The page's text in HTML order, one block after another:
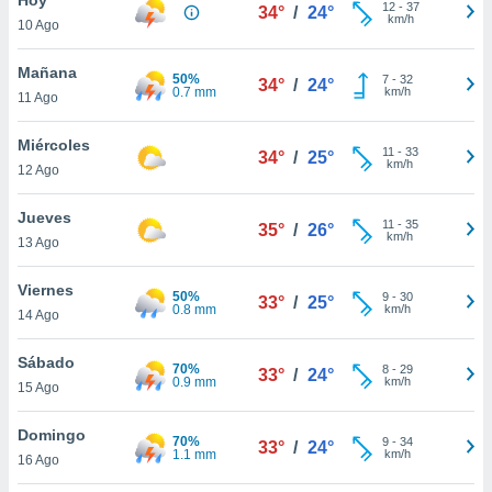
en
más
nuestra
de
cookies
aceptar
10 Ago
34° / 24° 12- 37
km/h
Mañana
11 Ago
50%
0.7 mm
34° / 24° 7- 32
km/h
Miércoles
12 Ago
34° / 25° 11 - 33
km/h
Jueves
13 Ago
35° / 26° 11 - 35
km/h
Viernes
14 Ago
50%
0.8 mm
33° / 25° 9- 30
km/h
Sábado
15 Ago
70%
0.9 mm
33° / 24° 8- 29
km/h
Domingo
16 Ago
70%
1.1 mm
33° / 24° 9- 34
km/h